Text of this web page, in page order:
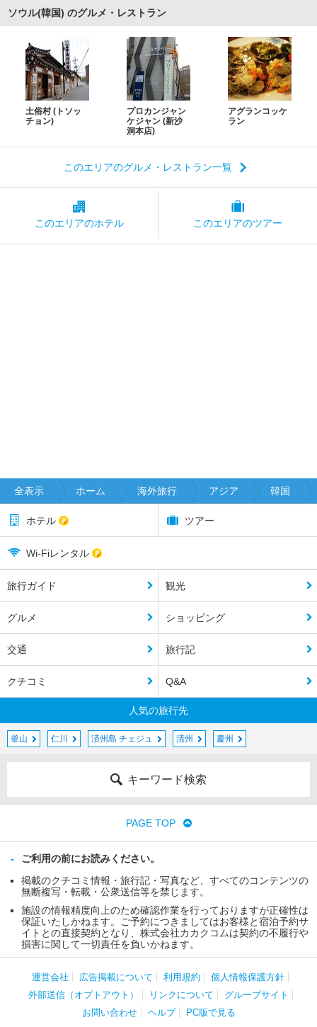
ソウル(韓国) のグルメ・レストラン
土俗村 (トソッ
チョン)
プロカンジャン
ケジャン (新沙
洞本店)
アグランコッケ
ラン
このエリアのグルメ・レストラン一覧
このエリアのホテル このエリアのツアー
全表示 ホーム 海外旅行 アジア 韓国
ホテル ツアー
Wi-Fiレンタル
旅行ガイド 観光
グルメ ショッピング
交通 旅行記
クチコミ Q&A
人気の旅行先
釜山 仁川 済州島 チェジュ 清州 慶州
キーワード検索
PAGE TOP
ご利用の前にお読みください。
掲載のクチコミ情報・旅行記・写真など、すべてのコンテンツの
無断複写・転載・公衆送信等を禁じます。
施設の情報精度向上のため確認作業を行っておりますが正確性は
保証いたしかねます。ご予約につきましてはお客様と宿泊予約サ
イトとの直接契約となり、株式会社カカクコムは契約の不履行や
損害に関して一切責任を負いかねます。
運営会社 広告掲載について 利用規約
個人情報保護方針
外部送信（オプトアウト）
リンクについて
グループサイト
お問い合わせ
ヘルプ PC版で見る